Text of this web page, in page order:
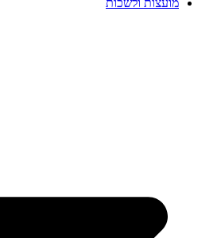
מועצות ולשכות